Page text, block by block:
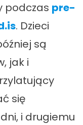
podczas pre-
. Dzieci
są
jak i
się
i drugiemu